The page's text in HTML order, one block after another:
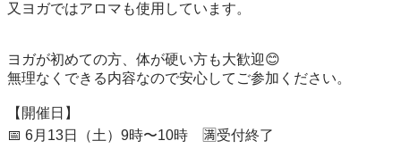
又ヨガではアロマも使用しています。
ヨガが初めての方、体が硬い方も大歓迎😊
無理なくできる内容なので安心してご参加ください。
【開催日】
📅 6月13日（土）9時〜10時　🈵受付終了